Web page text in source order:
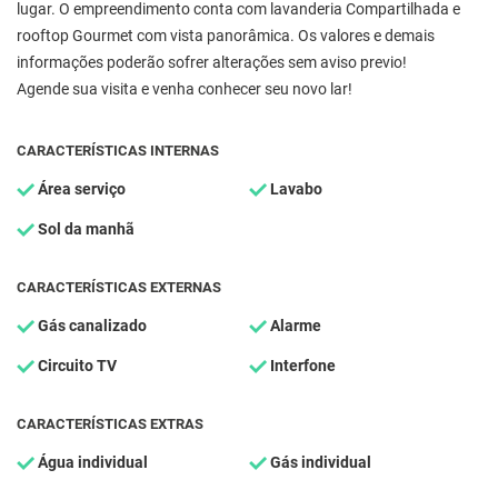
lugar. O empreendimento conta com lavanderia Compartilhada e
rooftop Gourmet com vista panorâmica. Os valores e demais
informações poderão sofrer alterações sem aviso previo!
Agende sua visita e venha conhecer seu novo lar!
CARACTERÍSTICAS INTERNAS
Área serviço Lavabo
Sol da manhã
CARACTERÍSTICAS EXTERNAS
Gás canalizado Alarme
Circuito TV Interfone
CARACTERÍSTICAS EXTRAS
Água individual Gás individual